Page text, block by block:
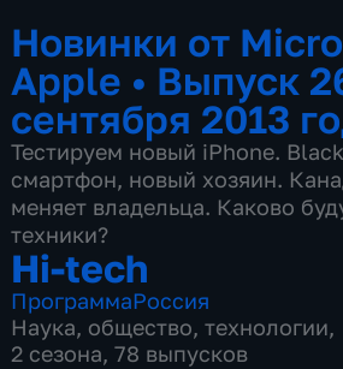
Новинки от
Apple • Выпуск
сентября 2013
Тестируем новый iPhone.
смартфон, новый хозяин.
меняет владельца. Каково
техники?
Hi-tech
ПрограммаРоссия
Наука, общество,технологии,
2 сезона, 78 выпусков